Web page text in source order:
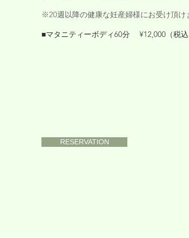
※20週以降の健康な妊産婦様にお受け頂け
■マタニティーボディ60分 ¥12,000（税込
RESERVATION